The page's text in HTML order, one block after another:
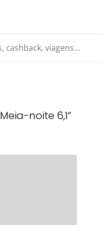
viagens...
noite 6,1”